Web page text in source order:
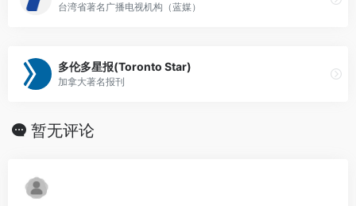
台湾省著名广播电视机构（蓝媒）
多伦多星报(Toronto Star)
加拿大著名报刊
暂无评论